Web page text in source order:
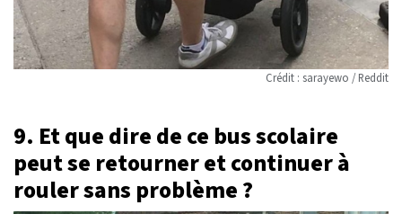
Crédit : sarayewo / Reddit
9. Et que dire de ce bus scolaire
peut se retourner et continuer à
rouler sans problème ?